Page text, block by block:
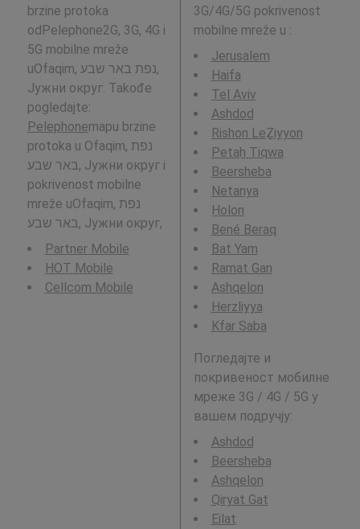
brzine protoka
odPelephone2G, 3G, 4G i
5G mobilne mreže
uOfaqim, נפת באר שבע,
Јужни округ. Takođe
pogledajte:
Pelephonemapu brzine
protoka u Ofaqim, נפת
באר שבע, Јужни округ i
pokrivenost mobilne
mreže uOfaqim, נפת
באר שבע, Јужни округ,
Partner Mobile
HOT Mobile
Cellcom Mobile
3G/4G/5G pokrivenost
mobilne mreže u :
Jerusalem
Haifa
Tel Aviv
Ashdod
Rishon LeẔiyyon
Petaẖ Tiqwa
Beersheba
Netanya
H̱olon
Bené Beraq
Bat Yam
Ramat Gan
Ashqelon
Herzliyya
Kfar Saba
Погледајте и
покривеност мобилне
мреже 3G / 4G / 5G у
вашем подручју:
Ashdod
Beersheba
Ashqelon
Qiryat Gat
Eilat